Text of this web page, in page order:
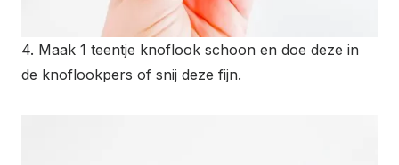
4. Maak 1 teentje knoflook schoon en doe deze in
de knoflookpers of snij deze fijn.